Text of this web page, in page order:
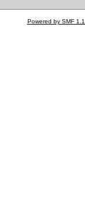
Powered by SMF